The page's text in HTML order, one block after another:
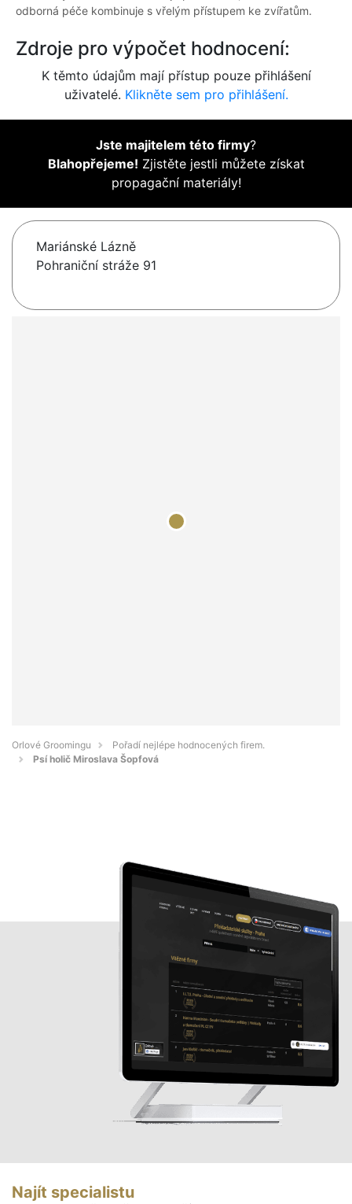
odborná péče kombinuje s vřelým přístupem ke zvířatům.
Zdroje pro výpočet hodnocení:
K těmto údajům mají přístup pouze přihlášení
uživatelé. Klikněte sem pro přihlášení.
Jste majitelem této firmy?
Blahopřejeme! Zjistěte jestli můžete získat
propagační materiály!
Mariánské Lázně
Pohraniční stráže 91
Orlové Groomingu
Pořadí nejlépe hodnocených firem.
Psí holič Miroslava Šopfová
Najít specialistu